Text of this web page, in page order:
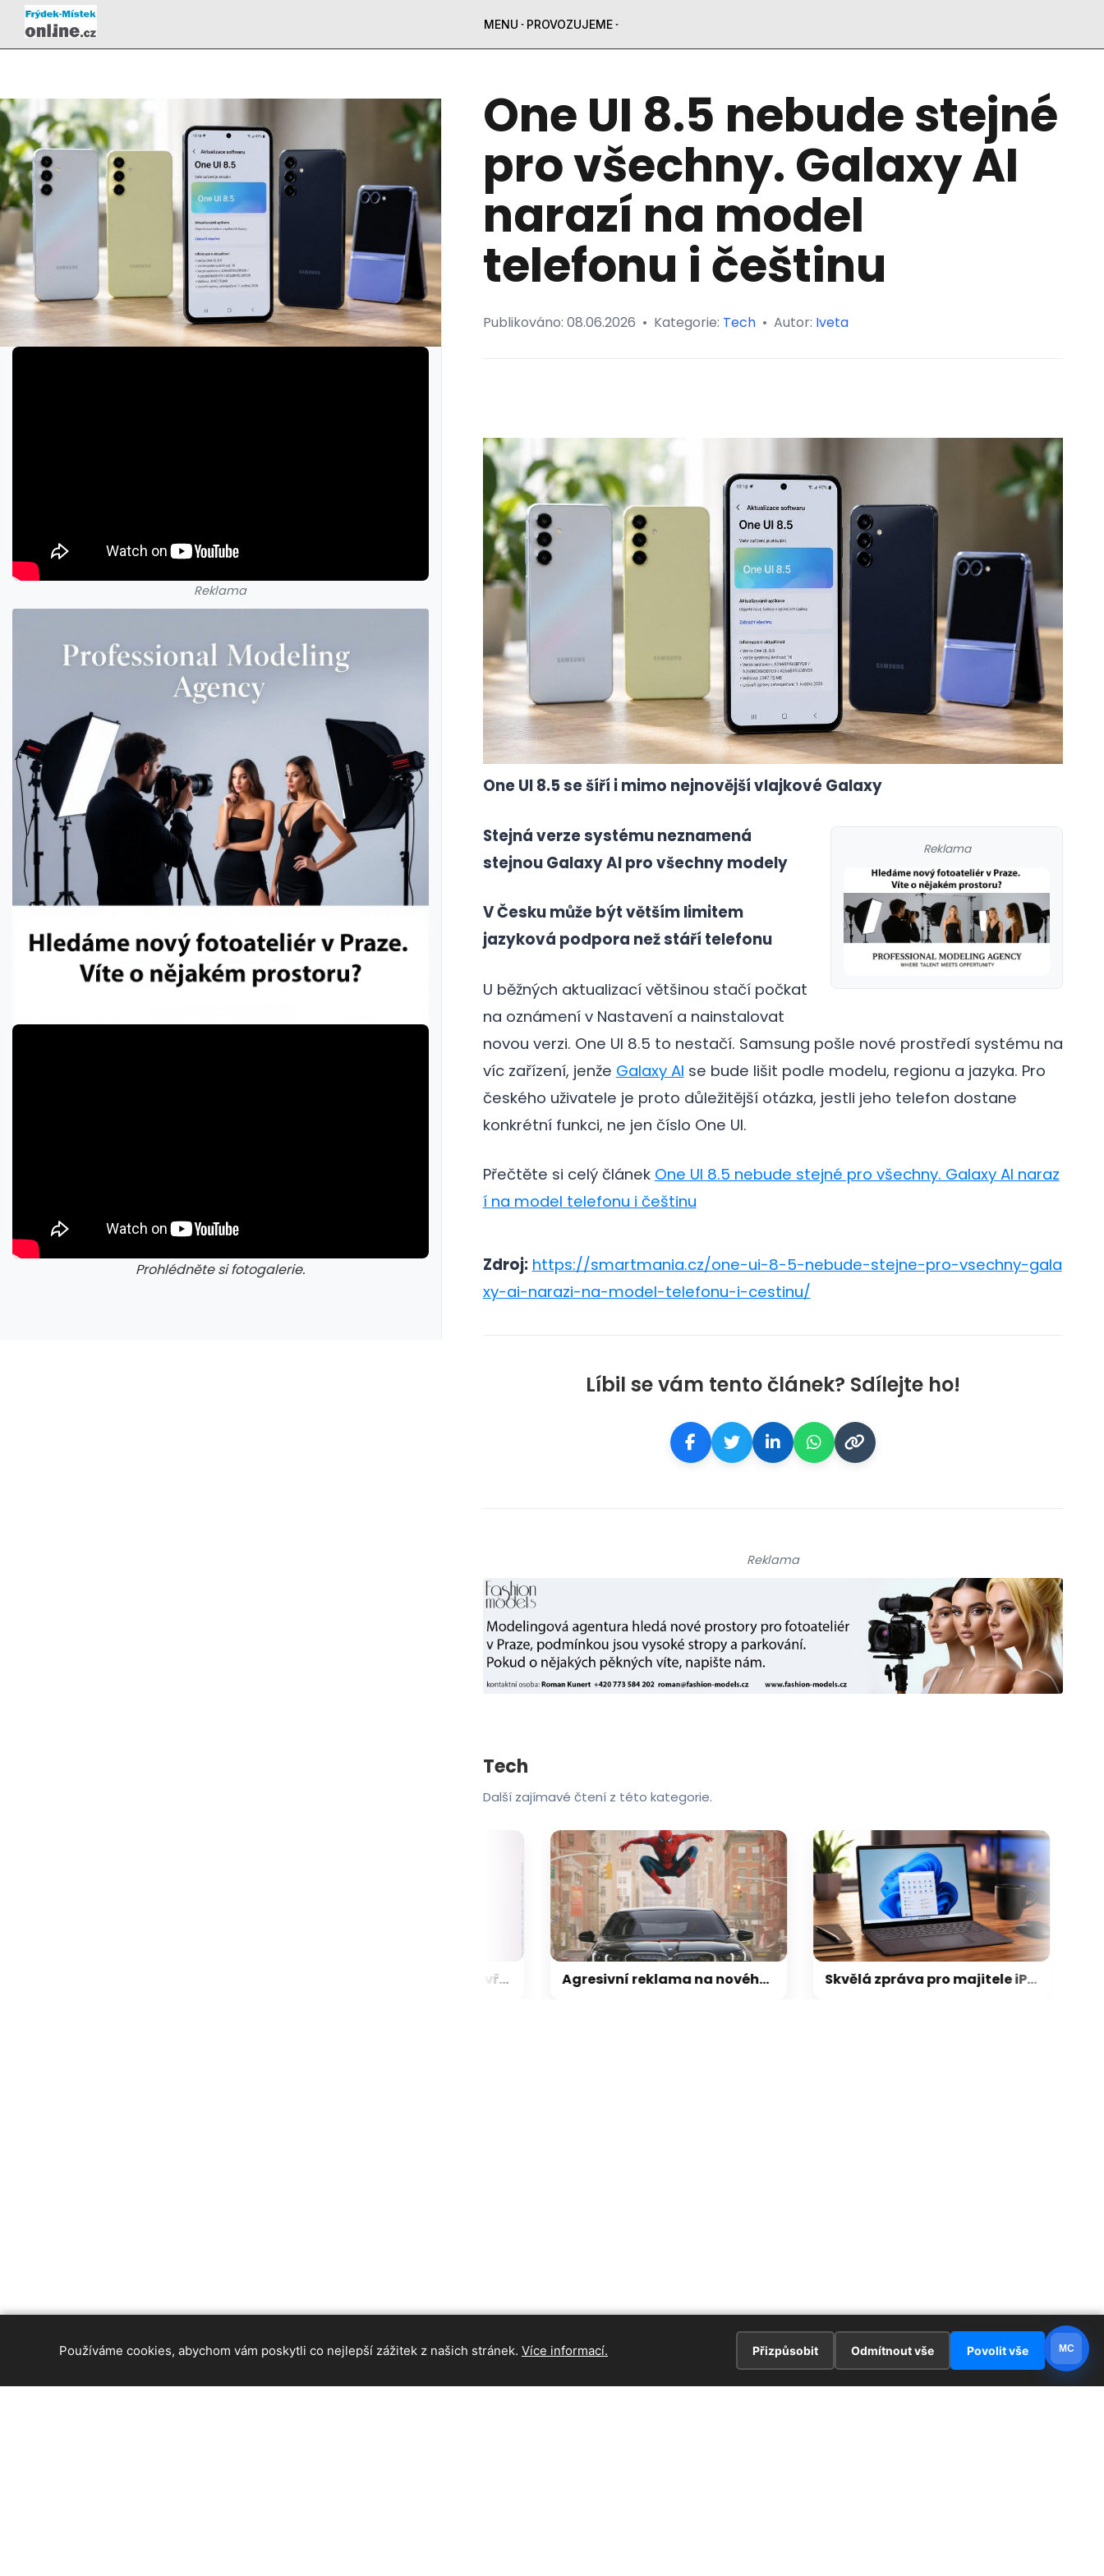
MENU PROVOZUJEME
Reklama
Prohlédněte si fotogalerie.
galerie: cviky
One UI 8.5 nebude stejné
pro všechny. Galaxy AI
narazí na model
telefonu i češtinu
Publikováno: 08.06.2026 • Kategorie: Tech • Autor: Iveta
One UI 8.5 se šíří i mimo nejnovější vlajkové Galaxy
Reklama
Stejná verze systému neznamená
stejnou Galaxy AI pro všechny modely
V Česku může být větším limitem
jazyková podpora než stáří telefonu
U běžných aktualizací většinou stačí počkat
na oznámení v Nastavení a nainstalovat
novou verzi. One UI 8.5 to nestačí. Samsung pošle nové prostředí systému na
víc zařízení, jenže Galaxy AI se bude lišit podle modelu, regionu a jazyka. Pro
českého uživatele je proto důležitější otázka, jestli jeho telefon dostane
konkrétní funkci, ne jen číslo One UI.
Přečtěte si celý článek One UI 8.5 nebude stejné pro všechny. Galaxy AI naraz
í na model telefonu i češtinu
Zdroj: https://smartmania.cz/one-ui-8-5-nebude-stejne-pro-vsechny-gala
xy-ai-narazi-na-model-telefonu-i-cestinu/
Líbil se vám tento článek? Sdílejte ho!
Reklama
Tech
Další zajímavé čtení z této kategorie.
Agresivní reklama na nového Spider-Mana rozčílila majitele BMW, kritice neuniknul ani Samsung Skvělá zpráva pro majitele iPhonů, kteří používají Windows: univerzální schránka konečně zamíří i na PC
Používáme cookies, abychom vám poskytli co nejlepší zážitek z našich stránek. Více informací. Přizpůsobit Odmítnout vše Povolit vše MC